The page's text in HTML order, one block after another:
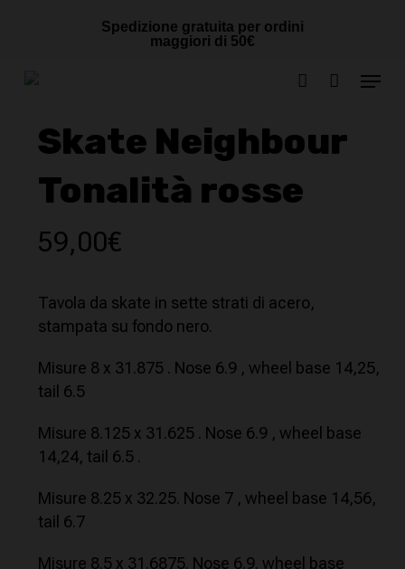
content
Spedizione gratuita per ordini
maggiori di 50€
Menu
CART
Skate Neighbour
Tonalità rosse
59,00€
Tavola da skate in sette strati di acero,
stampata su fondo nero.
Misure 8 x 31.875 . Nose 6.9 , wheel base 14,25,
tail 6.5
Misure 8.125 x 31.625 . Nose 6.9 , wheel base
14,24, tail 6.5 .
Misure 8.25 x 32.25. Nose 7 , wheel base 14,56,
tail 6.7
Misure 8.5 x 31.6875. Nose 6.9. wheel base